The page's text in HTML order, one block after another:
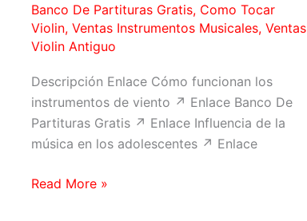
Banco De Partituras Gratis, Como Tocar
Violin, Ventas Instrumentos Musicales, Ventas
Violin Antiguo
Descripción Enlace Cómo funcionan los
instrumentos de viento ↗ Enlace Banco De
Partituras Gratis ↗ Enlace Influencia de la
música en los adolescentes ↗ Enlace
Un
Read More »